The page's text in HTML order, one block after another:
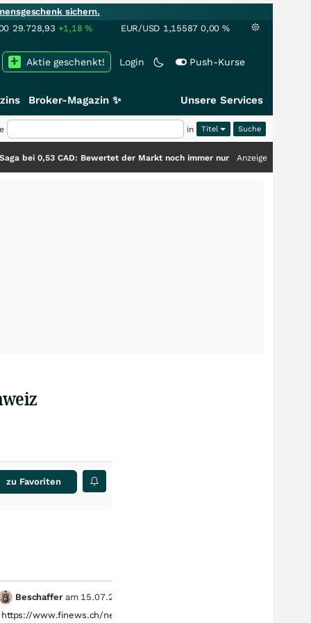
sichern.
29.728,93 +1,18% EUR/USD 1,15587 0,00 %
Login Push-Kurse
Aktie geschenkt!
Broker-Magazin ✨ Unsere Services
in Titel
CAD: Bewertet der Markt noch immer nur die Hälfte der Story?
Anzeige
zu Favoriten
Beschaffer am 15.07.26
https://www.finews.ch/news/finanzplatz/72965-